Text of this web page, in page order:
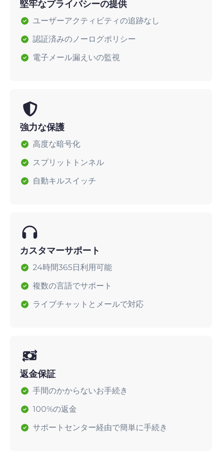
堅牢なプライバシーの提供
ユーザーアクティビティの追跡なし
認証済みのノーログポリシー
電子メール漏えいの監視
強力な保護
高度な暗号化
スプリットトンネル
自動キルスイッチ
カスタマーサポート
24時間365日利用可能
複数の言語でサポート
ライブチャットとメールで対応
返金保証
手間のかからないお手続き
100%の返金
サポートセンター経由で簡単に手続き